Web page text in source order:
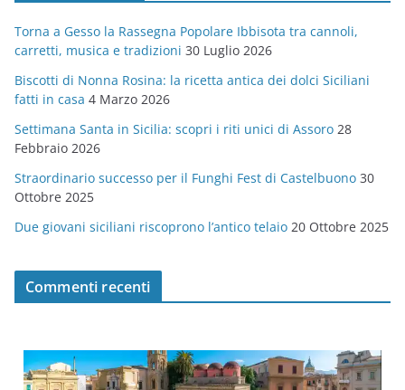
o
r
i
e
Torna a Gesso la Rassegna Popolare Ibbisota tra cannoli,
carretti, musica e tradizioni 30 Luglio 2026
Biscotti di Nonna Rosina: la ricetta antica dei dolci Siciliani
fatti in casa 4 Marzo 2026
Settimana Santa in Sicilia: scopri i riti unici di Assoro 28
Febbraio 2026
Straordinario successo per il Funghi Fest di Castelbuono 30
Ottobre 2025
Due giovani siciliani riscoprono l’antico telaio 20 Ottobre 2025
Commenti recenti